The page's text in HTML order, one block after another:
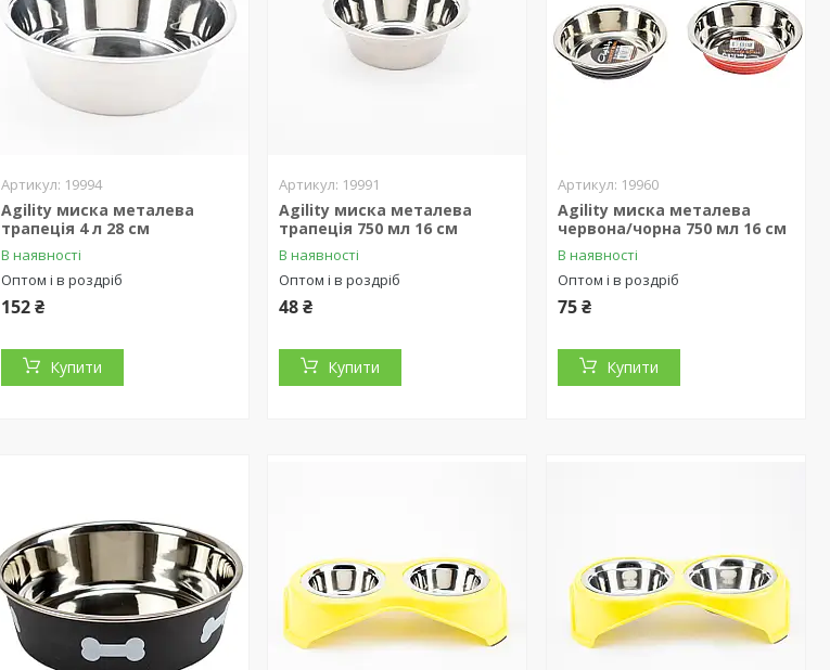
19994
Agility миска металева
трапеція 4 л 28 см
В наявності
Оптом і в роздріб
152 ₴
Купити
19991
Agility миска металева
трапеція 750 мл 16 см
В наявності
Оптом і в роздріб
48 ₴
Купити
19960
Agility миска металева
червона/чорна 750 мл 16 см
В наявності
Оптом і в роздріб
75 ₴
Купити